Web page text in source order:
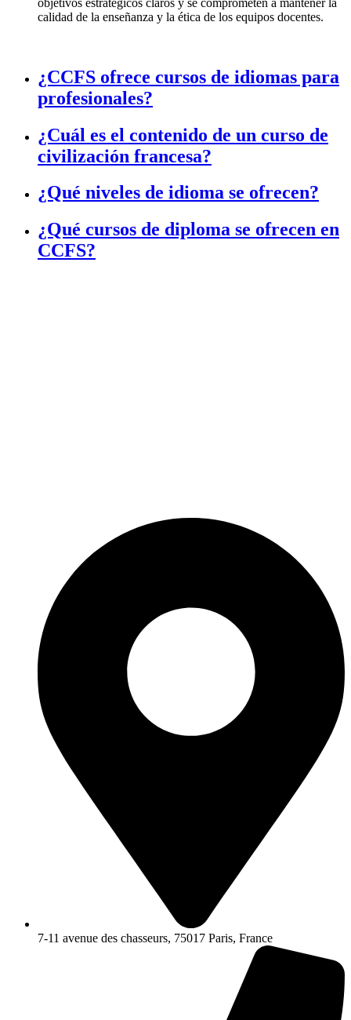
calidad de la enseñanza y la ética de los equipos docentes.
¿CCFS ofrece cursos de idiomas para
profesionales?
¿Cuál es el contenido de un curso de
civilización francesa?
¿Qué niveles de idioma se ofrecen?
¿Qué cursos de diploma se ofrecen en
CCFS?
7-11 avenue des chasseurs, 75017 Paris, France